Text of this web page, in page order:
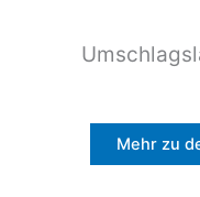
Mehr zu